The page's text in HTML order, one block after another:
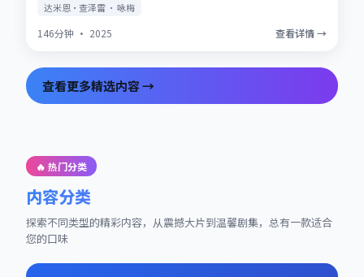
蛋值得留意，与世界观其他作品存在联动。
达米恩·查泽雷 · 咏梅
146分钟 · 2025 查看详情 →
查看更多精选内容 →
🔥 热门分类
内容分类
探索不同类型的精彩内容，从震撼大片到温馨剧集，总有一款适合
您的口味